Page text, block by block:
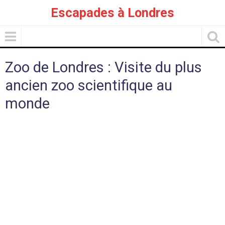
Escapades à Londres
Zoo de Londres : Visite du plus
ancien zoo scientifique au
monde